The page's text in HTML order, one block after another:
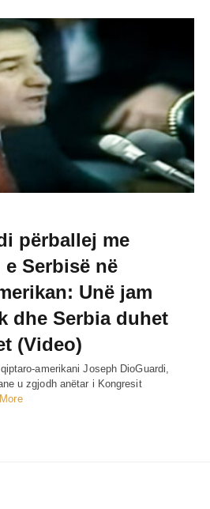
përballej me
Serbisë në
Unë jam
dhe Serbia duhet
(Video)
amerikani Joseph DioGuardi,
u zgjodh anëtar i Kongresit